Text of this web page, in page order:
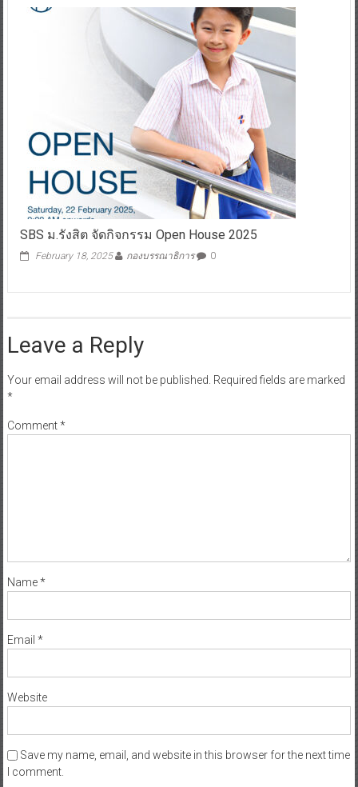
SBS ม.รังสิต จัดกิจกรรม Open House 2025
February 18, 2025 กองบรรณาธิการ 0
Leave a Reply
Your email address will not be published. Required fields are marked
*
Comment*
Name*
Email *
Website
Save my name, email, and website in this browser for the next time
I comment.